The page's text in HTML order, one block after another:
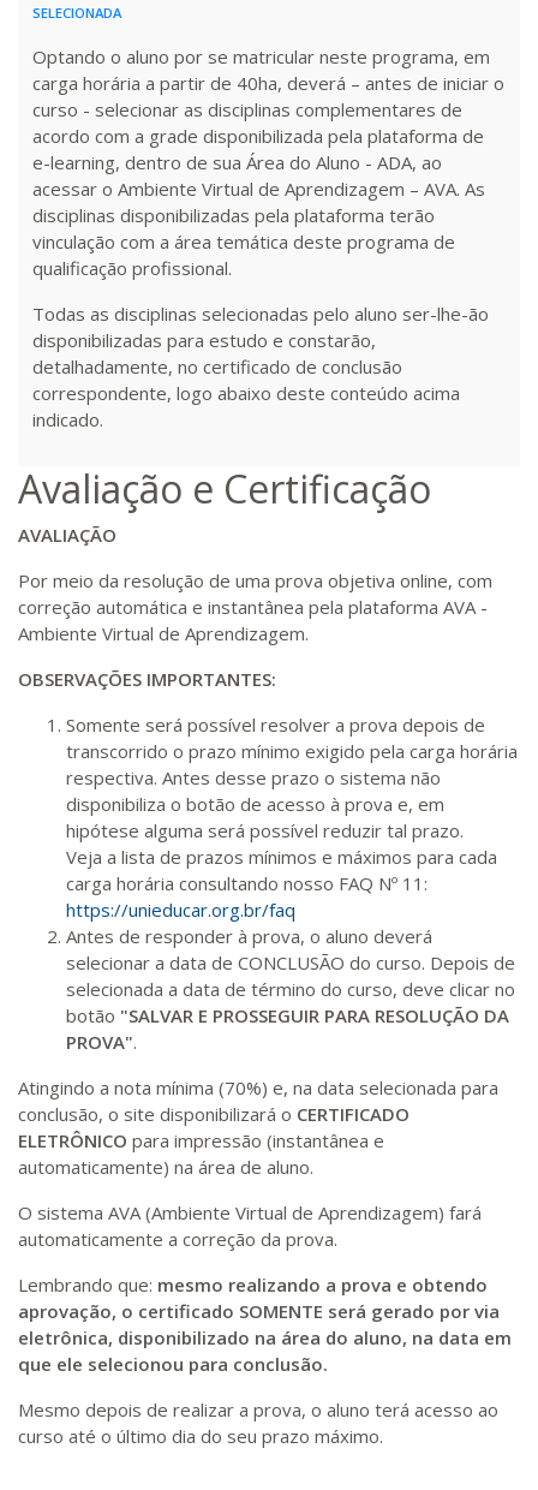
280 H 35dias 120dias
R$ 1.387,93
Matricular
300 H 38dias 120dias
R$ 1.487,06
Matricular
320 H 40dias 120dias
R$ 1.586,20
340 H 43dias 120dias
Matricular
380 H 48
400 H 50dias 150dias
R$ 1.982,74
420 H 53dias 150dias
Matricular
55dias 150 dias
R$ 2.240,16
Matricular
SELECIONADA
Optando o aluno por se matricular neste programa, em
carga horária a partir de 40ha, deverá – antes de iniciar o
curso - selecionar as disciplinas complementares de
acordo com a grade disponibilizada pela plataforma de
e-learning, dentro de sua Área do Aluno - ADA, ao
acessar o Ambiente Virtual de Aprendizagem – AVA. As
disciplinas disponibilizadas pela plataforma terão
vinculação com a área temática deste programa de
qualificação profissional.
Todas as disciplinas selecionadas pelo aluno ser-lhe-ão
disponibilizadas para estudo e constarão,
detalhadamente, no certificado de conclusão
correspondente, logo abaixo deste conteúdo acima
indicado.
Avaliação e Certificação
AVALIAÇÃO
Por meio da resolução de uma prova objetiva online, com
correção automática e instantânea pela plataforma AVA -
Ambiente Virtual de Aprendizagem.
OBSERVAÇÕES IMPORTANTES:
Somente será possível resolver a prova depois de
transcorrido o prazo mínimo exigido pela carga horária
respectiva. Antes desse prazo o sistema não
disponibiliza o botão de acesso à prova e, em
hipótese alguma será possível reduzir tal prazo.
Veja a lista de prazos mínimos e máximos para cada
carga horária consultando nosso FAQ Nº 11:
https://unieducar.org.br/faq
Antes de responder à prova, o aluno deverá
selecionar a data de CONCLUSÃO do curso. Depois de
selecionada a data de término do curso, deve clicar no
botão "SALVAR E PROSSEGUIR PARA RESOLUÇÃO DA
PROVA".
Atingindo a nota mínima (70%) e, na data selecionada para
conclusão, o site disponibilizará o CERTIFICADO
ELETRÔNICO para impressão (instantânea e
automaticamente) na área de aluno.
O sistema AVA (Ambiente Virtual de Aprendizagem) fará
automaticamente a correção da prova.
Lembrando que: mesmo realizando a prova e obtendo
aprovação, o certificado SOMENTE será gerado por via
eletrônica, disponibilizado na área do aluno, na data em
que ele selecionou para conclusão.
Mesmo depois de realizar a prova, o aluno terá acesso ao
curso até o último dia do seu prazo máximo.